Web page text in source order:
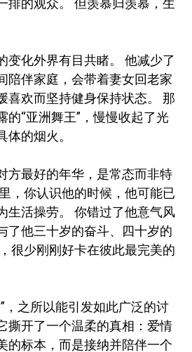
排的观众。 但羡慕归羡慕，生
变化外界有目共睹。 他减少了
陪伴家庭，会带着妻女回老家
喜欢而坚持健身保持状态。 那
的“亚洲舞王”，慢慢收起了光
的烟火。
方最好的年华，是常态而非特
，你认识他的时候，他可能已
生活操劳。 你错过了他意气风
了他三十岁的奋斗、四十岁的
很少刚刚好卡在彼此最完美的
，之所以能引发如此广泛的讨
撕开了一个温柔的真相：爱情
的标本，而是接纳并陪伴一个